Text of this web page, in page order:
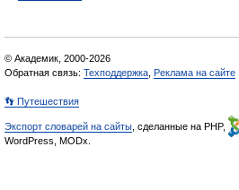
© Академик, 2000-2026
Обратная связь: Техподдержка Реклама на сайте
👣 Путешествия
Экспорт словарей на сайты , сделанные на PHP,
WordPress, MODx.